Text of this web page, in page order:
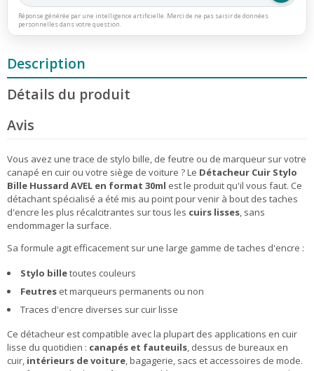
Réponse générée par une intelligence artificielle. Merci de ne pas saisir de données
personnelles dans votre question.
Description
Détails du produit
Avis
Vous avez une trace de stylo bille, de feutre ou de marqueur sur votre
canapé en cuir ou votre siège de voiture ? Le Détacheur Cuir Stylo
Bille Hussard AVEL en format 30ml est le produit qu'il vous faut. Ce
détachant spécialisé a été mis au point pour venir à bout des taches
d'encre les plus récalcitrantes sur tous les cuirs lisses, sans
endommager la surface.
Sa formule agit efficacement sur une large gamme de taches d'encre :
Stylo billetoutes couleurs
Feutres et marqueurs permanents ou non
Traces d'encre diverses sur cuir lisse
Ce détacheur est compatible avec la plupart des applications en cuir
lisse du quotidien : canapés et fauteuils, dessus de bureaux en
cuir, intérieurs de voiture, bagagerie, sacs et accessoires de mode.